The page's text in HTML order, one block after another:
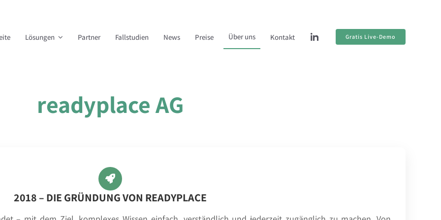
Lösungen Partner Fallstudien News Preise Über uns Kontakt Gratis Live-Demo
readyplace AG
2018 – DIE GRÜNDUNG VON READYPLACE